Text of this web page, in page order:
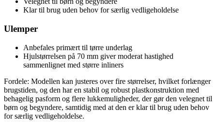
Klar til brug uden behov for særlig vedligeholdelse
Ulemper
Anbefales primært til tørre underlag
Hjulstørrelsen på 70 mm giver moderat hastighed
sammenlignet med større inliners
Fordele: Modellen kan justeres over fire størrelser, hvilket forlænger
brugstiden, og den har en stabil og robust plastkonstruktion med
behagelig pasform og flere lukkemuligheder, der gør den velegnet til
børn og begyndere, samtidig med at den er klar til brug uden behov
for særlig vedligeholdelse.